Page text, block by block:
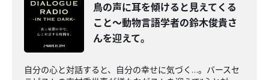
鳥の声に耳を傾けると見えてくる
こと～動物言語学者の鈴木俊貴さ
んを迎えて。
自分の心と対話すると、自分の幸せに気づく…。バースセ